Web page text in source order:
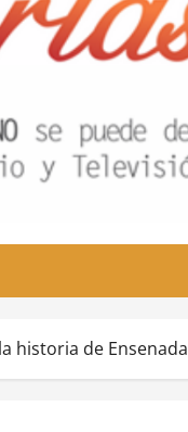
historia de Ensenada